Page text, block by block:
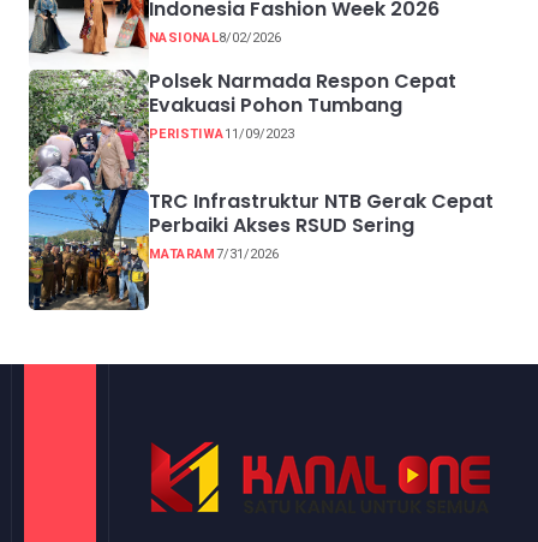
Indonesia Fashion Week 2026
NASIONAL8/02/2026
Polsek Narmada Respon Cepat
Evakuasi Pohon Tumbang
PERISTIWA11/09/2023
TRC Infrastruktur NTB Gerak Cepat
Perbaiki Akses RSUD Sering
MATARAM7/31/2026